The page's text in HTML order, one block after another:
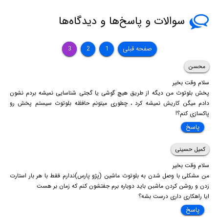
سوالات و پاسخ‌ها و دیدگاه‌ها
صفحه قبلی 1
2
3
محسن
سلام وقت بخیر
پخش بلوتوث من دیگه از طریق هیچ گوشی یا گجتی شناسایی نمیشه بردم نشون
دادم میگن کاریش نمیشه کرد ، چطوری میتونم حافظه بلوتوث سیستم پخش رو
پاکسازی کنم؟!
پاسخ
کمیل حسینی
سلام وقت بخیر
من مشکلی با وصل شدن به بلوتوث ماشین (پژو پارس)ندارم فقط با هر بار استارت
زدن و روشن کردن ماشبن باید دوباره برم جفتشون کنم که زمان بر هست
ایا راهکاری داری درست بشه؟
پاسخ